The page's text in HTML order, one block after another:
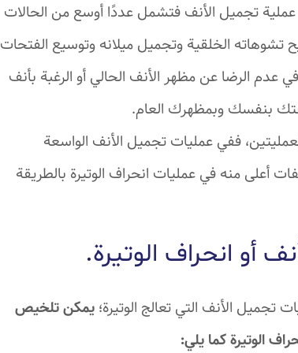
عملية تجميل الأنف فتشمل عددًا أوسع من الحالات
الخلقية وتجميل ميلانه وتوسيع الفتحات
عدم الرضا عن مظهر الأنف الحالي أو الرغبة بأنف
بنفسك وبمظهرك العام.
ففي عمليات تجميل الأنف الواسعة
أعلى منه في عمليات انحراف الوتيرة بالطريقة
أو انحراف الوتيرة.
الأنف التي تعالج الوتيرة؛ يمكن تلخيص
الوتيرة كما يلي: